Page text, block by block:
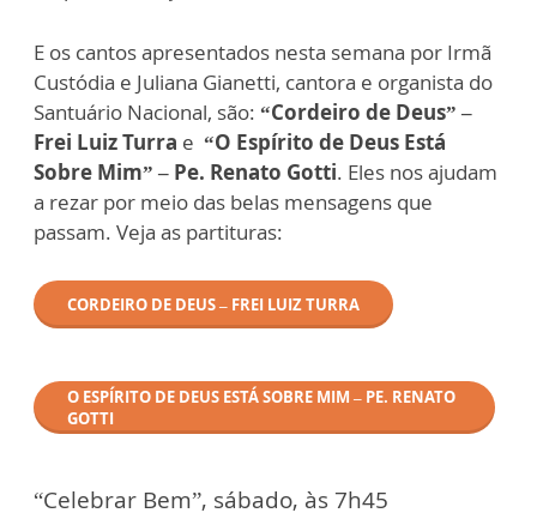
E os cantos apresentados nesta semana por Irmã
Custódia e Juliana Gianetti, cantora e organista do
Santuário Nacional, são: “Cordeiro de Deus” –
Frei Luiz Turra e “O Espírito de Deus Está
Sobre Mim” – Pe. Renato Gotti. Eles nos ajudam
a rezar por meio das belas mensagens que
passam. Veja as partituras:
CORDEIRO DE DEUS – FREI LUIZ TURRA
O ESPÍRITO DE DEUS ESTÁ SOBRE MIM – PE. RENATO
GOTTI
“Celebrar Bem”, sábado, às 7h45